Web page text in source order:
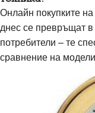
Онлайн покупките
днес се превръщат
потребители – те
сравнение на